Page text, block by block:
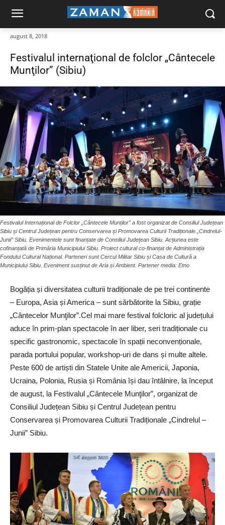
august 8, 2018
Festivalul internaţional de folclor „Cântecele
Munţilor” (Sibiu)
Festivalul Internațional de Folclor „Cântecele Munților” a fost organizat de Consiliul Județean
Sibiu și Centrul Județean pentru Conservarea și Promovarea Culturii Tradiționale „Cindrelul-
Junii” Sibiu. Evenimentele sunt finanțate de Consiliul Judeţean Sibiu. Acțiunea este
cofinanțată de Primăria Municipiului Sibiu. Proiect cultural co-finanțat de Administrația
Fondului Cultural Național. Parteneri sunt Cercul Militar Sibiu și Casa de Cultură a
Municipiului Sibiu. Eveniment susținut de Aria și Ambient. Partener media: Etno
Bogăția și diversitatea culturii tradiționale de pe trei continente
– Europa, Asia și America – sunt sărbătorite la Sibiu, grație
„Cântecelor Munţilor”.Cel mai mare festival folcloric al județului
aduce în prim-plan spectacole în aer liber, seri tradiționale cu
specific gastronomic, spectacole în spații neconvenționale,
parada portului popular, workshop-uri de dans și multe altele.
Peste 600 de artiști din Statele Unite ale Americii, Japonia,
Ucraina, Polonia, Rusia și România își dau întâlnire, la început
de august, la Festivalul „Cântecele Munţilor”, organizat de
Consiliul Județean Sibiu și Centrul Județean pentru
Conservarea și Promovarea Culturii Tradiționale „Cindrelul –
Junii” Sibiu.